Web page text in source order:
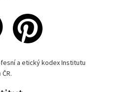
a etický kodex Institutu